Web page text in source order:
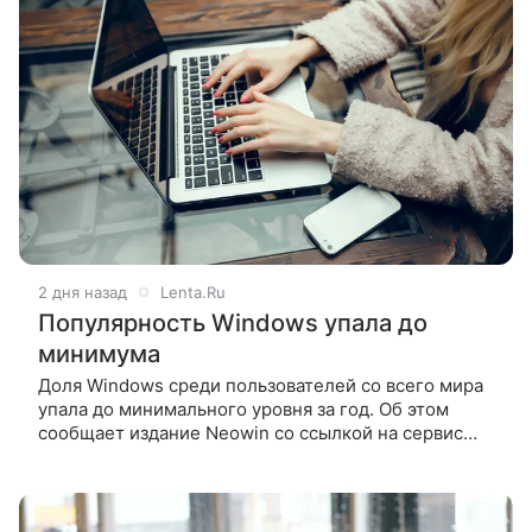
2 дня назад Lenta.Ru
Популярность Windows упала до
минимума
Доля Windows среди пользователей со всего мира
упала до минимального уровня за год. Об этом
сообщает издание Neowin со ссылкой на сервис